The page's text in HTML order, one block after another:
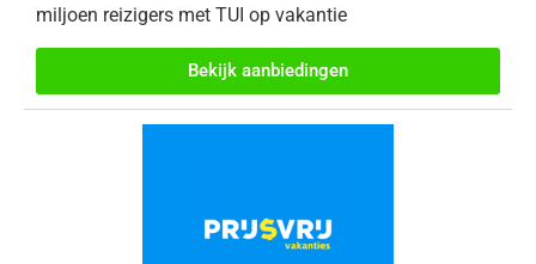
miljoen reizigers met TUI op vakantie
Bekijk aanbiedingen